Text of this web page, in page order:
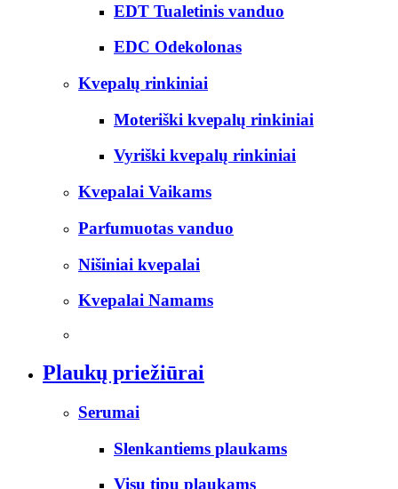
EDT Tualetinis vanduo
EDC Odekolonas
Kvepalų rinkiniai
Moteriški kvepalų rinkiniai
Vyriški kvepalų rinkiniai
Kvepalai Vaikams
Parfumuotas vanduo
Nišiniai kvepalai
Kvepalai Namams
Plaukų priežiūrai
Serumai
Slenkantiems plaukams
Visų tipų plaukams